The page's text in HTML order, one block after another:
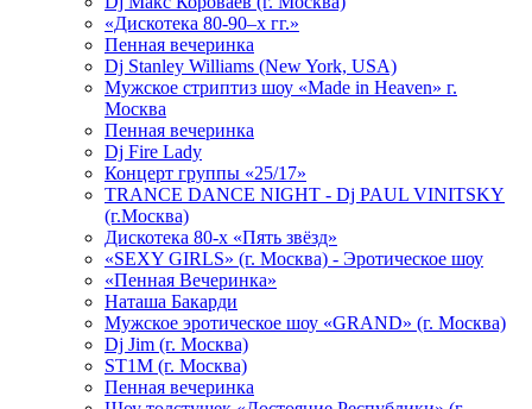
«Дискотека 80-90–х гг.»
Пенная вечеринка
Dj Stanley Williams (New York, USA)
Мужское стриптиз шоу «Made in Heaven» г.
Москва
Пенная вечеринка
Dj Fire Lady
Концерт группы «25/17»
TRANCE DANCE NIGHT - Dj PAUL VINITSKY
(г.Москва)
Дискотека 80-х «Пять звёзд»
«SEXY GIRLS» (г. Москва) - Эротическое шоу
«Пенная Вечеринка»
Hаташа Бакарди
Мужское эротическое шоу «GRAND» (г. Москва)
Dj Jim (г. Москва)
ST1M (г. Москва)
Пенная вечеринка